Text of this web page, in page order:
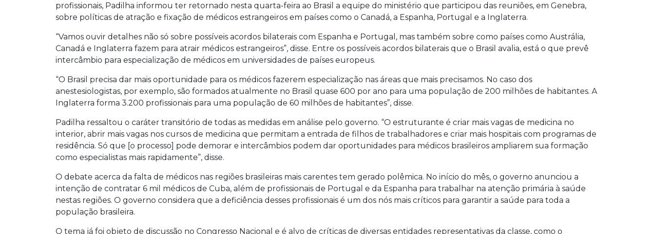
profissionais, Padilha informou ter retornado nesta quarta-feira ao Brasil a equipe do ministério que participou das reuniões, em Genebra,
sobre políticas de atração e fixação de médicos estrangeiros em países como o Canadá, a Espanha, Portugal e a Inglaterra.
“Vamos ouvir detalhes não só sobre possíveis acordos bilaterais com Espanha e Portugal, mas também sobre como países como Austrália,
Canadá e Inglaterra fazem para atrair médicos estrangeiros”, disse. Entre os possíveis acordos bilaterais que o Brasil avalia, está o que prevê
intercâmbio para especialização de médicos em universidades de países europeus.
“O Brasil precisa dar mais oportunidade para os médicos fazerem especialização nas áreas que mais precisamos. No caso dos
anestesiologistas, por exemplo, são formados atualmente no Brasil quase 600 por ano para uma população de 200 milhões de habitantes. A
Inglaterra forma 3.200 profissionais para uma população de 60 milhões de habitantes”, disse.
Padilha ressaltou o caráter transitório de todas as medidas em análise pelo governo. “O estruturante é criar mais vagas de medicina no
interior, abrir mais vagas nos cursos de medicina que permitam a entrada de filhos de trabalhadores e criar mais hospitais com programas de
residência. Só que [o processo] pode demorar e intercâmbios podem dar oportunidades para médicos brasileiros ampliarem sua formação
como especialistas mais rapidamente”, disse.
O debate acerca da falta de médicos nas regiões brasileiras mais carentes tem gerado polêmica. No início do mês, o governo anunciou a
intenção de contratar 6 mil médicos de Cuba, além de profissionais de Portugal e da Espanha para trabalhar na atenção primária à saúde
nestas regiões. O governo considera que a deficiência desses profissionais é um dos nós mais críticos para garantir a saúde para toda a
população brasileira.
O tema já foi objeto de discussão no Congresso Nacional e é alvo de críticas de diversas entidades representativas da classe, como o